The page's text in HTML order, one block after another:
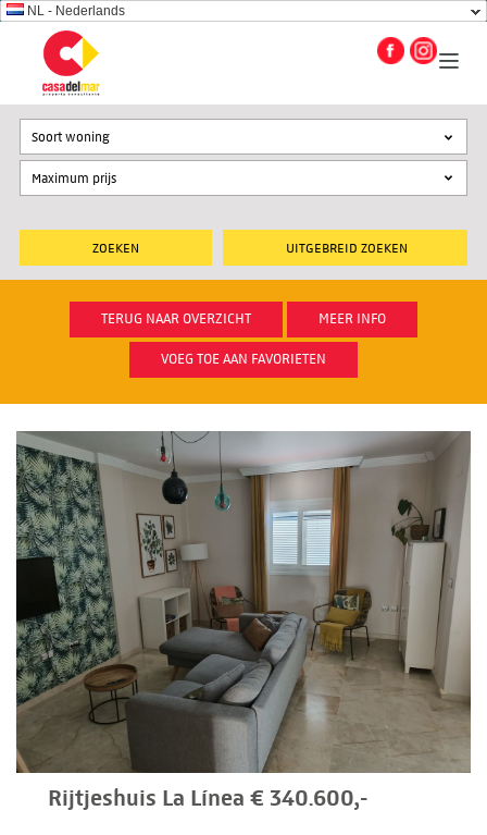
NL - Nederlands
UITGEBREID ZOEKEN
Soort woning
TERUG NAAR OVERZICHT MEER INFO
VOEG TOE AAN FAVORIETEN
Rijtjeshuis La Línea € 340.600,-